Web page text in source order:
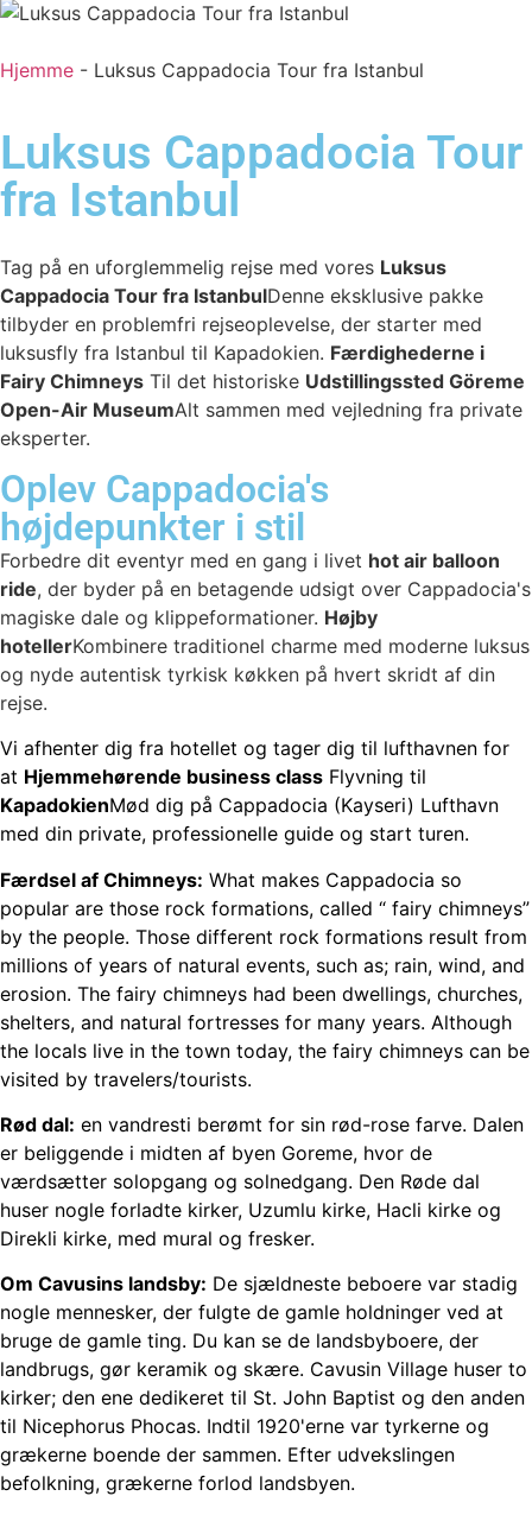
Hjemme - Luksus Cappadocia Tour fra Istanbul
Luksus Cappadocia Tour
fra Istanbul
Tag på en uforglemmelig rejse med vores Luksus
Cappadocia Tour fra IstanbulDenne eksklusive pakke
tilbyder en problemfri rejseoplevelse, der starter med
luksusfly fra Istanbul til Kapadokien. Færdighederne i
Fairy Chimneys Til det historiske Udstillingssted Göreme
Open-Air MuseumAlt sammen med vejledning fra private
eksperter.
Oplev Cappadocia's
højdepunkter i stil
Forbedre dit eventyr med en gang i livet hot air balloon
ride, der byder på en betagende udsigt over Cappadocia's
magiske dale og klippeformationer. Højby
hotellerKombinere traditionel charme med moderne luksus
og nyde autentisk tyrkisk køkken på hvert skridt af din
rejse.
Vi afhenter dig fra hotellet og tager dig til lufthavnen for
at Hjemmehørende business class Flyvning til
KapadokienMød dig på Cappadocia (Kayseri) Lufthavn
med din private, professionelle guide og start turen.
Færdsel af Chimneys: What makes Cappadocia so
popular are those rock formations, called “ fairy chimneys”
by the people. Those different rock formations result from
millions of years of natural events, such as; rain, wind, and
erosion. The fairy chimneys had been dwellings, churches,
shelters, and natural fortresses for many years. Although
the locals live in the town today, the fairy chimneys can be
visited by travelers/tourists.
Rød dal: en vandresti berømt for sin rød-rose farve. Dalen
er beliggende i midten af byen Goreme, hvor de
værdsætter solopgang og solnedgang. Den Røde dal
huser nogle forladte kirker, Uzumlu kirke, Hacli kirke og
Direkli kirke, med mural og fresker.
Om Cavusins landsby: De sjældneste beboere var stadig
nogle mennesker, der fulgte de gamle holdninger ved at
bruge de gamle ting. Du kan se de landsbyboere, der
landbrugs, gør keramik og skære. Cavusin Village huser to
kirker; den ene dedikeret til St. John Baptist og den anden
til Nicephorus Phocas. Indtil 1920'erne var tyrkerne og
grækerne boende der sammen. Efter udvekslingen
befolkning, grækerne forlod landsbyen.